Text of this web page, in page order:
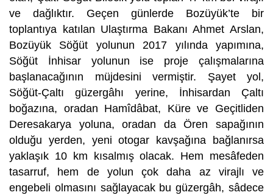
ve dağlıktır. Geçen günlerde Bozüyük’te bir
toplantıya katılan Ulaştırma Bakanı Ahmet Arslan,
Bozüyük Söğüt yolunun 2017 yılında yapımına,
Söğüt İnhisar yolunun ise proje çalışmalarına
başlanacağının müjdesini vermiştir. Şayet yol,
Söğüt-Çaltı güzergâhı yerine, İnhisardan Çaltı
boğazına, oradan Hamîdâbat, Küre ve Geçitliden
Deresakarya yoluna, oradan da Ören sapağının
olduğu yerden, yeni otogar kavşağına bağlanırsa
yaklaşık 10 km kısalmış olacak. Hem mesâfeden
tasarruf, hem de yolun çok daha az virajlı ve
engebeli olmasını sağlayacak bu güzergâh, sâdece